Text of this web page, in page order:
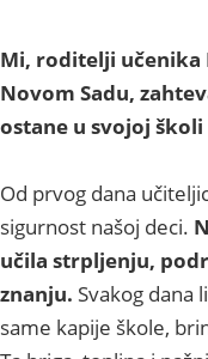
Mi, roditelji učenika
Novom Sadu,
ostane u svojoj
Od prvog dana
sigurnost našoj deci.
učila strpljenju,
znanju. Svakog dana
same kapije škole,